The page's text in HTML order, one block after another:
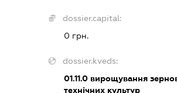
dossier.capital:
0 грн.
dossier.kveds:
01.11.0 вирощування
технічних культур